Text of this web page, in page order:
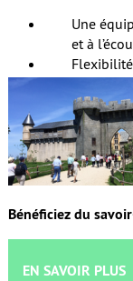
Une
et à
Bénéficiez du
EN SAVOIR PLUS